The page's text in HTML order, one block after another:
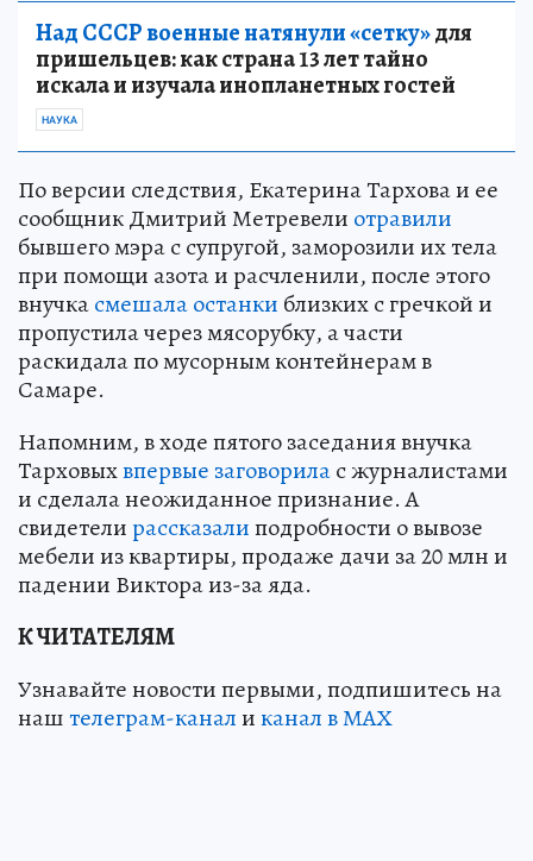
Над СССР военные натянули «сетку»для
пришельцев: как страна 13 лет тайно
искала и изучала инопланетных гостей
НАУКА
По версии следствия, Екатерина Тархова и ее
сообщник Дмитрий Метревели отравили
бывшего мэра с супругой, заморозили их тела
при помощи азота и расчленили, после этого
внучкасмешала останки близких с гречкой и
пропустила через мясорубку, а части
раскидала по мусорным контейнерам в
Самаре.
Напомним, в ходе пятого заседания внучка
Тарховыхвпервые заговорилас журналистами
и сделала неожиданное признание. А
свидетелирассказалиподробности о вывозе
мебели из квартиры, продаже дачи за 20 млн и
падении Виктора из-за яда.
К ЧИТАТЕЛЯМ
Узнавайте новости первыми, подпишитесь на
наштелеграм-каналиканал в МАХ